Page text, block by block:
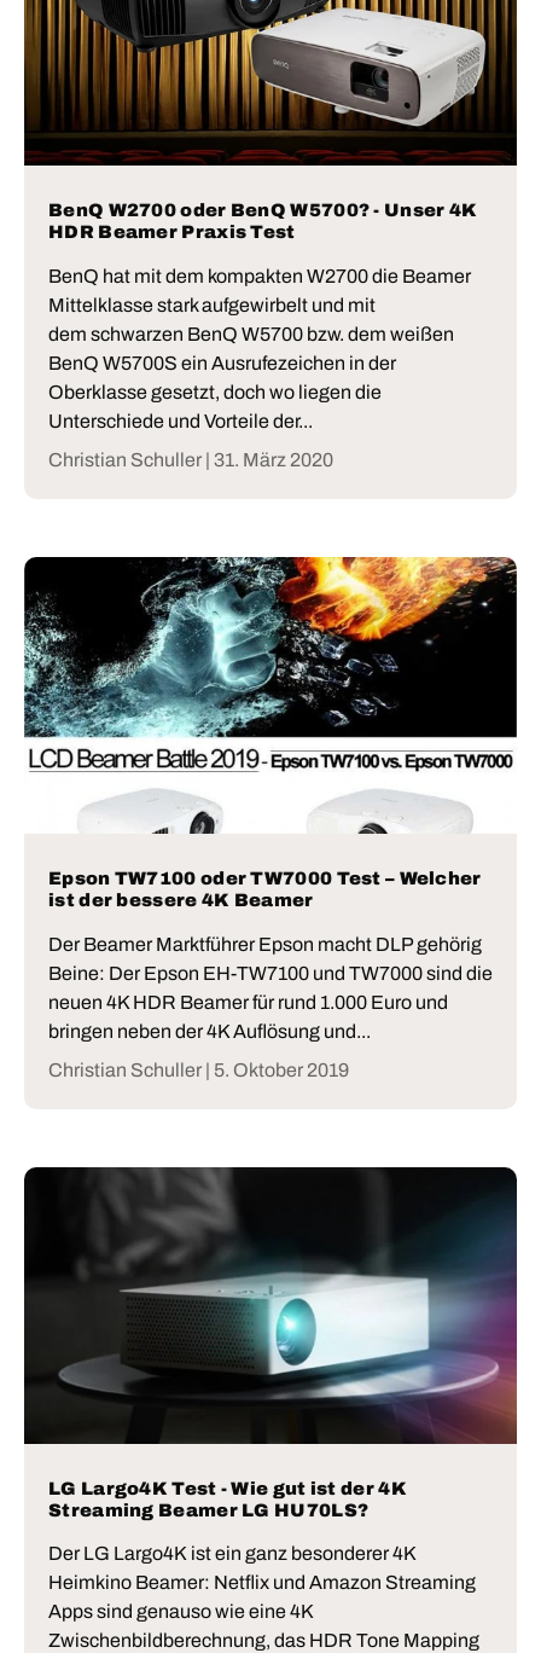
BenQ W2700 oder BenQ W5700? - Unser 4K
HDR Beamer Praxis Test
BenQ hat mit dem kompakten W2700 die Beamer
Mittelklasse stark aufgewirbelt und mit
dem schwarzen BenQ W5700 bzw. dem weißen
BenQ W5700S ein Ausrufezeichen in der
Oberklasse gesetzt, doch wo liegen die
Unterschiede und Vorteile der...
Christian Schuller | 31. März 2020
Epson TW7100 oder TW7000 Test – Welcher
ist der bessere 4K Beamer
Der Beamer Marktführer Epson macht DLP gehörig
Beine: Der Epson EH-TW7100 und TW7000 sind die
neuen 4K HDR Beamer für rund 1.000 Euro und
bringen neben der 4K Auflösung und...
Christian Schuller | 5. Oktober 2019
LG Largo4K Test - Wie gut ist der 4K
Streaming Beamer LG HU70LS?
Der LG Largo4K ist ein ganz besonderer 4K
Heimkino Beamer: Netflix und Amazon Streaming
Apps sind genauso wie eine 4K
Zwischenbildberechnung, das HDR Tone Mapping